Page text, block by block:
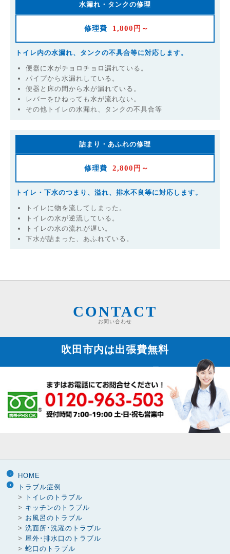
水漏れ・タンクの修理
修理費 1,800 円～
トイレ内の水漏れ、タンクの不具合等に対応します。
便器に水がチョロチョロ漏れている。
パイプから水漏れしている。
便器と床の間から水が漏れている。
レバーをひねっても水が流れない。
その他トイレの水漏れ、タンクの不具合等
詰まり・あふれの修理
修理費 2,800 円～
トイレ・下水のつまり、溢れ、排水不良等に対応します。
トイレに物を流してしまった。
トイレの水が逆流している。
トイレの水の流れが遅い。
下水が詰まった、あふれている。
CONTACT
お問い合わせ
吹田市内は出張費無料
HOME
トラブル症例
>
トイレのトラブル
> キッチンのトラブル
> お風呂のトラブル
> 洗面所･洗濯のトラブル
> 屋外･排水口のトラブル
> 蛇口のトラブル